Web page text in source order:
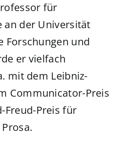
für
an der Universität
Forschungen und
er vielfach
mit dem Leibniz-
Communicator-Preis
Freud-Preis für